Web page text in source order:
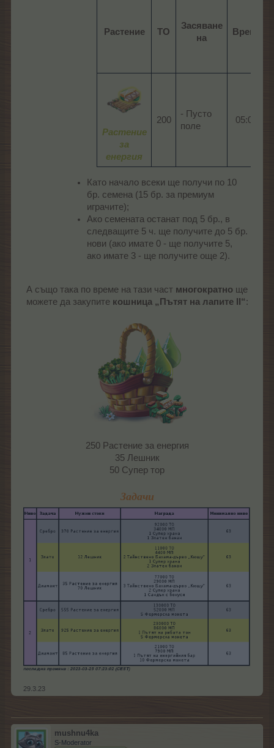
Растение ТО
Засяване
на
Време
Растение
за
енергия
200​
- Пусто
поле
05:00​
Като начало всеки ще получи по 10
бр. семена (15 бр. за премиум
играчите);
Ако семената останат под 5 бр., в
следващите 5 ч. ще получите до 5 бр.
нови (ако имате 0 - ще получите 5,
ако имате 3 - ще получите още 2).
А също така по време на тази част многократно ще
можете да закупите кошница „Пътят на лапите II“:
250 Растение за енергия
35 Лешник
50 Супер тор
Задачи
29.3.23
mushnu4ka
S-Moderator